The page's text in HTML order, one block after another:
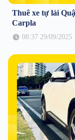
Thuê xe tự lái
Carpla
08:37 29/09/2025